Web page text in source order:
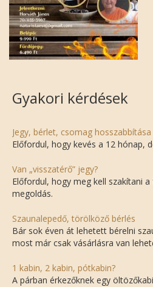
Gyakori kérdések
Jegy, bérlet, csomag hosszabbítása
Előfordul, hogy kevés a 12 hónap,
Van „visszatérő” jegy?
Előfordul, hogy meg kell szakítani
megoldás.
Szaunalepedő, törölköző bérlés
Bár sok éven át lehetett bérelni
most már csak vásárlásra van
1 kabin, 2 kabin, pótkabin?
A párban érkezőknek egy